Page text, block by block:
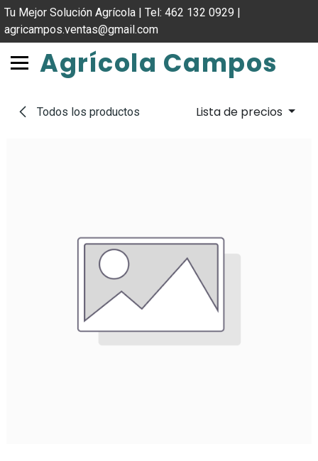
Tu Mejor Solución Agrícola | Tel: 462 132 0929 |
agricampos.ventas@gmail.com
Agrícola Campos
Todos los productos Lista de precios